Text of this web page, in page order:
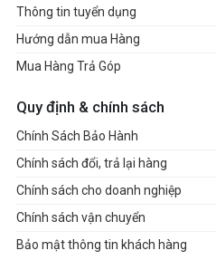
Thông tin tuyển dụng
Hướng dẫn mua Hàng
Mua Hàng Trả Góp
Quy định & chính sách
Chính Sách Bảo Hành
Chính sách đổi, trả lại hàng
Chính sách cho doanh nghiệp
Chính sách vận chuyển
Bảo mật thông tin khách hàng